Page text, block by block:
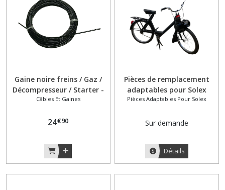
Gaine noire freins / Gaz /
Décompresseur / Starter -
25 mètres adaptable pour
Câbles Et Gaines
24€90
Pièces de remplacement
adaptables pour Solex
Pièces Adaptables Pour Solex
Sur demande
Détails